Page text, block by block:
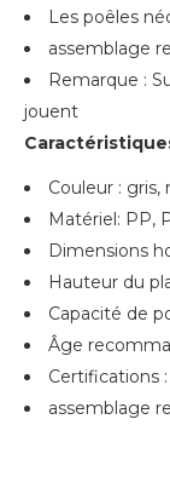
Les poêles
assemblage
Remarque :
jouent
Couleur : gris,
Matériel: PP,
Dimensions
Hauteur du
Capacité de
Âge
Certifications :
assemblage